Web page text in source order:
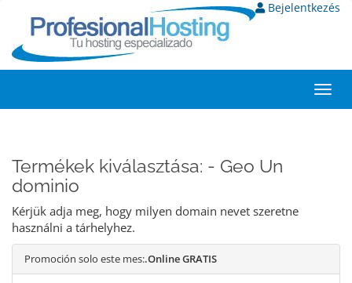
Bejelentkezés
Termékek kiválasztása: - Geo Un
dominio
Kérjük adja meg, hogy milyen domain nevet szeretne
használni a tárhelyhez.
Promoción solo este mes:.Online GRATIS